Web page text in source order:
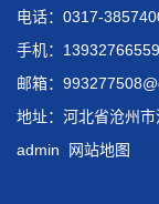
电话：0317-
手机：13932766559
邮箱：
地址：河北省沧州
admin
网站地图